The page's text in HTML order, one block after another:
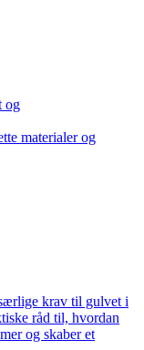
og
materialer og
krav til gulvet i
råd til, hvordan
og skaber et